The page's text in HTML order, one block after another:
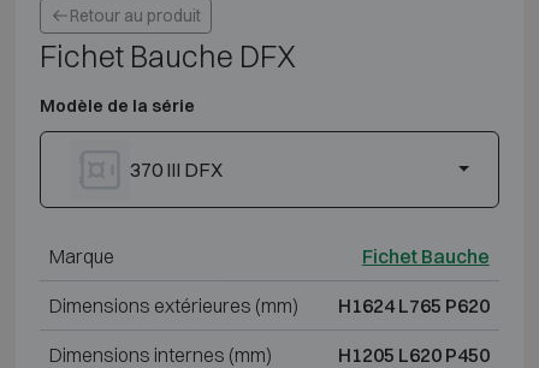
Retour au produit
Fichet Bauche DFX
Modèle de la série
370 III DFX
Marque Fichet Bauche
Dimensions extérieures (mm) H1624 L765 P620
Dimensions internes (mm) H1205 L620 P450